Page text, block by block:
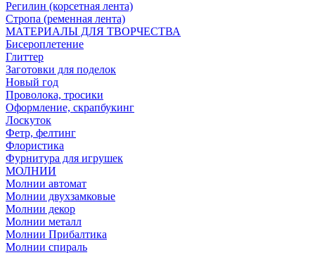
Регилин (корсетная лента)
Стропа (ременная лента)
МАТЕРИАЛЫ ДЛЯ ТВОРЧЕСТВА
Бисероплетение
Глиттер
Заготовки для поделок
Новый год
Проволока, тросики
Оформление, скрапбукинг
Лоскуток
Фетр, фелтинг
Флористика
Фурнитура для игрушек
МОЛНИИ
Молнии автомат
Молнии двухзамковые
Молнии декор
Молнии металл
Молнии Прибалтика
Молнии спираль